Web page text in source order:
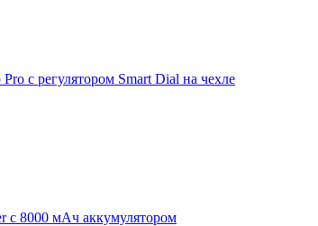
с регулятором Smart Dial на чехле
с 8000 мАч аккумулятором